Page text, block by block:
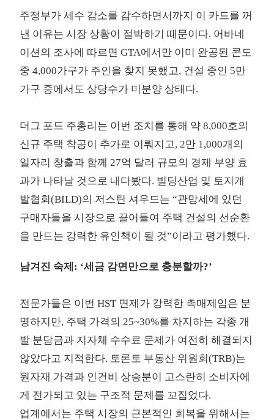
주정부가 세수 감소를 감수하면서까지 이 카드를 꺼
낸 이유는 시장 상황이 절박하기 때문이다. 어바네
이션의 조사에 따르면 GTA에서만 이미 완공된 콘도
중 4,000가구가 주인을 찾지 못했고, 건설 중인 5만
가구 중에서도 상당수가 미분양 상태다.
더그 포드 주총리는 이번 조치를 통해 약 8,000호의
신규 주택 착공이 추가로 이뤄지고, 2만 1,000개의
일자리 창출과 함께 27억 달러 규모의 경제 부양 효
과가 나타날 것으로 내다봤다. 빌딩산업 및 토지개
발협회(BILD)의 저스틴 셔우드는 “관망세에 있던
구매자들을 시장으로 끌어들여 주택 건설의 선순환
을 만드는 강력한 유인책이 될 것”이라고 평가했다.
남겨진 숙제: ‘세금 감면만으로 충분할까?’
전문가들은 이번 HST 면제가 강력한 촉매제임은 분
명하지만, 주택 가격의 25~30%를 차지하는 각종 개
발 분담금과 지자체 수수료 문제가 여전히 해결되지
않았다고 지적한다. 토론토 부동산 위원회(TRB)는
원자재 가격과 인건비 상승분이 고스란히 소비자에
게 전가되고 있는 구조적 문제를 꼬집었다.
업계에서는 주택 시장의 근본적인 회복을 위해서는